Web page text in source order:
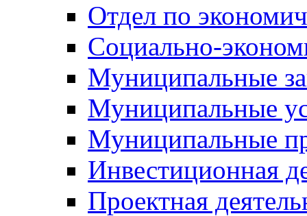
Отдел по
Социально-
Муниципальные
Муниципальные
Муниципальные
Инвестиционная
Проектная